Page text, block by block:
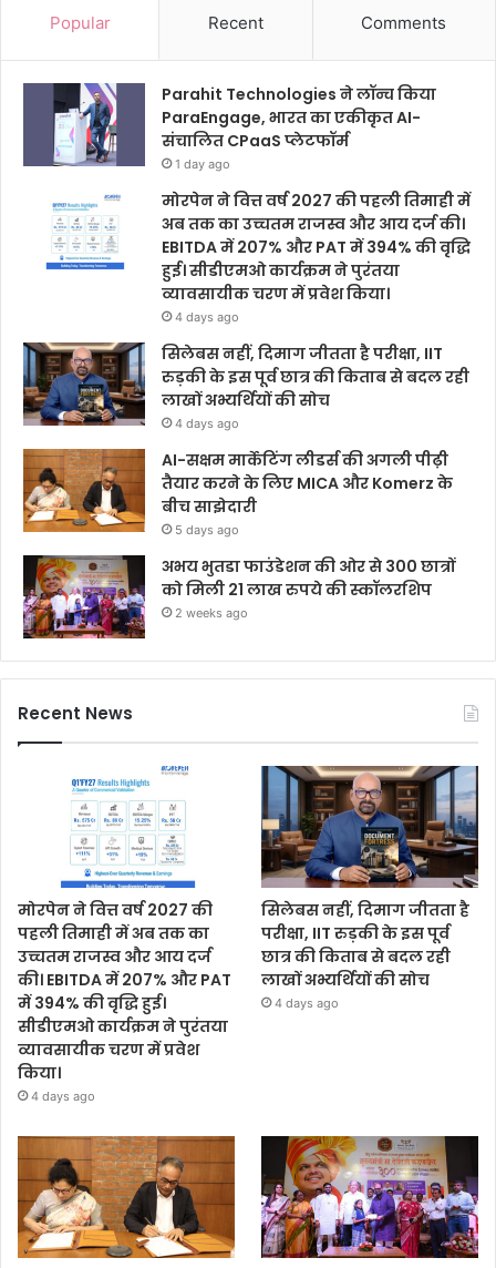
Popular Recent Comments
Parahit Technologies ने लॉन्च किया
ParaEngage, भारत का एकीकृत AI-
संचालित CPaaS प्लेटफॉर्म
1 day ago
मोरपेन ने वित्त वर्ष 2027 की पहली तिमाही में
अब तक का उच्चतम राजस्व और आय दर्ज की।
EBITDA में 207% और PAT में 394% की वृद्धि
हुई। सीडीएमओ कार्यक्रम ने पुरंतया
व्यावसायीक चरण में प्रवेश किया।
4 days ago
सिलेबस नहीं, दिमाग जीतता है परीक्षा, IIT
रुड़की के इस पूर्व छात्र की किताब से बदल रही
लाखों अभ्यर्थियों की सोच
4 days ago
AI-सक्षम मार्केटिंग लीडर्स की अगली पीढ़ी
तैयार करने के लिए MICA और Komerz के
बीच साझेदारी
5 days ago
अभय भुतडा फाउंडेशन की ओर से 300 छात्रों
को मिली 21 लाख रुपये की स्कॉलरशिप
2 weeks ago
Recent News
मोरपेन ने वित्त वर्ष 2027 की
पहली तिमाही में अब तक का
उच्चतम राजस्व और आय दर्ज
की। EBITDA में 207% और PAT
में 394% की वृद्धि हुई।
सीडीएमओ कार्यक्रम ने पुरंतया
व्यावसायीक चरण में प्रवेश
किया।
4 days ago
सिलेबस नहीं, दिमाग जीतता है
परीक्षा, IIT रुड़की के इस पूर्व
छात्र की किताब से बदल रही
लाखों अभ्यर्थियों की सोच
4 days ago